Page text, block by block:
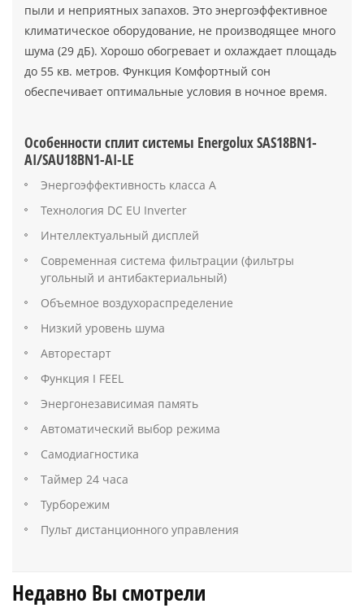
пыли и неприятных запахов. Это энергоэффективное
климатическое оборудование, не производящее много
шума (29 дБ). Хорошо обогревает и охлаждает площадь
до 55 кв. метров. Функция Комфортный сон
обеспечивает оптимальные условия в ночное время.
Особенности сплит системы Energolux SAS18BN1-
AI/SAU18BN1-AI-LE
Энергоэффективность класса А
Технология DC EU Inverter
Интеллектуальный дисплей
Современная система фильтрации (фильтры
угольный и антибактериальный)
Объемное воздухораспределение
Низкий уровень шума
Авторестарт
Функция I FEEL
Энергонезависимая память
Автоматический выбор режима
Самодиагностика
Таймер 24 часа
Турборежим
Пульт дистанционного управления
Недавно Вы смотрели